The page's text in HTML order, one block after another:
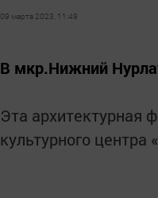
09 марта 2023, 11:49
В мкр.Нижний
Эта архитектурная
культурного центра